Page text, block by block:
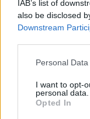
IAB’s list of
also be disclosed
Downstream
Personal
I want to opt-
personal data.
Opted In
ΠΗΓΗ: